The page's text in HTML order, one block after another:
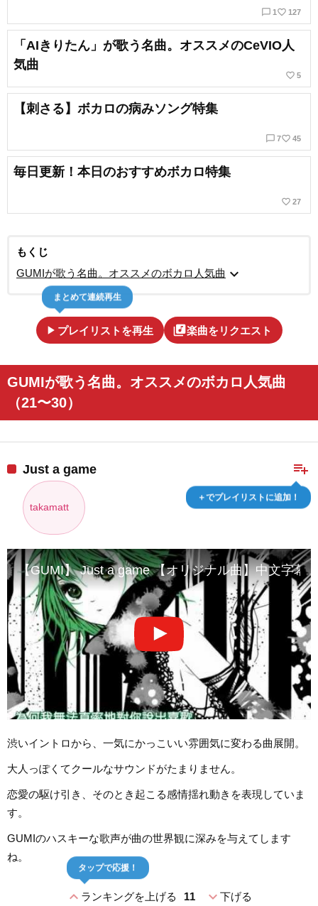
chat_bubble_outline 1 favorite_border 127
「AIきりたん」が歌う名曲。オススメのCeVIO人
気曲
favorite_border 5
【刺さる】ボカロの病みソング特集
chat_bubble_outline 7favorite_border 45
毎日更新！本日のおすすめボカロ特集
favorite_border 27
もくじ
GUMIが歌う名曲。オススメのボカロ人気曲 expand_more
play_arrow プレイリストを再生
まとめて連続再生
library_music楽曲をリクエスト
GUMIが歌う名曲。オススメのボカロ人気曲
（21〜30）
playlist_add
＋でプレイリストに追加！
Just a game
takamatt
【GUMI】 Just a game 【オリジナル曲】中文字幕
渋いイントロから、一気にかっこいい雰囲気に変わる曲展開。
大人っぽくてクールなサウンドがたまりません。
恋愛の駆け引き、そのとき起こる感情揺れ動きを表現していま
す。
GUMIのハスキーな歌声が曲の世界観に深みを与えてします
ね。
expand_lessランキングを上げる 11
タップで応援！
expand_more下げる